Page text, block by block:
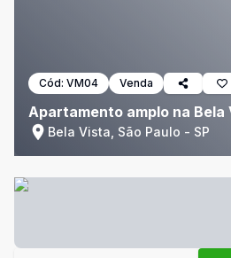
Cód: VM04 Venda
Apartamento amplo na Bela
Bela Vista, São Paulo - SP